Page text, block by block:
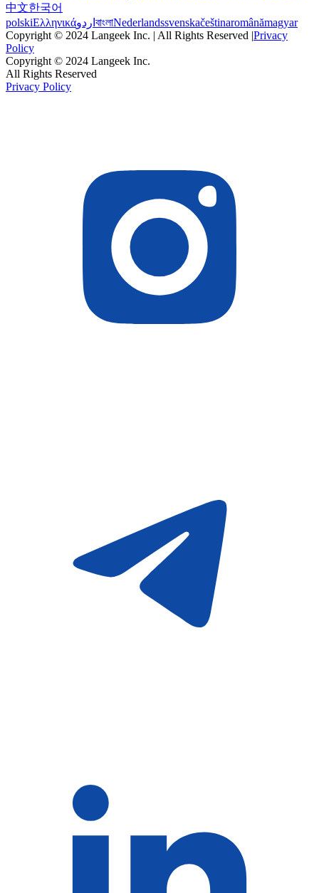
中文한국어
polskiΕλληνικάاردو বাংলাNederlandssvenskačeštinaromânămagyar
Copyright © 2024 Langeek Inc. | All Rights Reserved |Privacy
Policy
Copyright © 2024 Langeek Inc.
All Rights Reserved
Privacy Policy